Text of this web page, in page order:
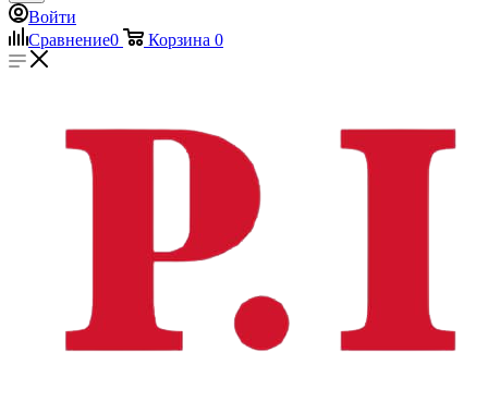
Войти
Сравнение0 Корзина 0